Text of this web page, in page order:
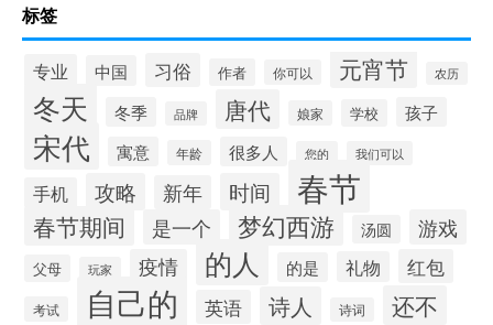
标签
专业 中国 习俗 作者 你可以 元宵节 农历
冬天 冬季 品牌 唐代 娘家 学校 孩子
宋代 寓意 年龄 很多人 您的 我们可以
手机 攻略 新年 时间 春节
春节期间 是一个 梦幻西游 汤圆 游戏
父母 玩家 疫情 的人 的是 礼物 红包
考试 自己的 英语 诗人 诗词 还不